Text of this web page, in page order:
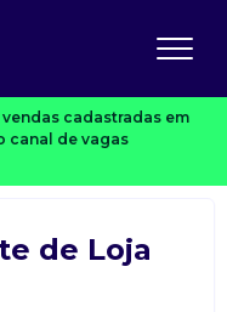
cadastradas em
canal de vagas
de Loja